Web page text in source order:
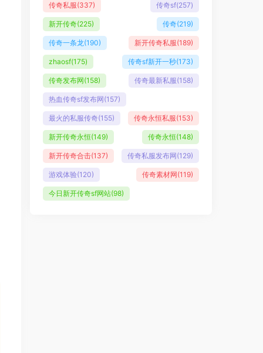
传奇私服(337) 传奇sf(257)
新开传奇(225) 传奇(219)
传奇一条龙(190) 新开传奇私服(189)
zhaosf(175) 传奇sf新开一秒(173)
传奇发布网(158) 传奇最新私服(158)
热血传奇sf发布网(157)
最火的私服传奇(155) 传奇永恒私服(153)
新开传奇永恒(149) 传奇永恒(148)
新开传奇合击(137) 传奇私服发布网(129)
游戏体验(120) 传奇素材网(119)
今日新开传奇sf网站(98)